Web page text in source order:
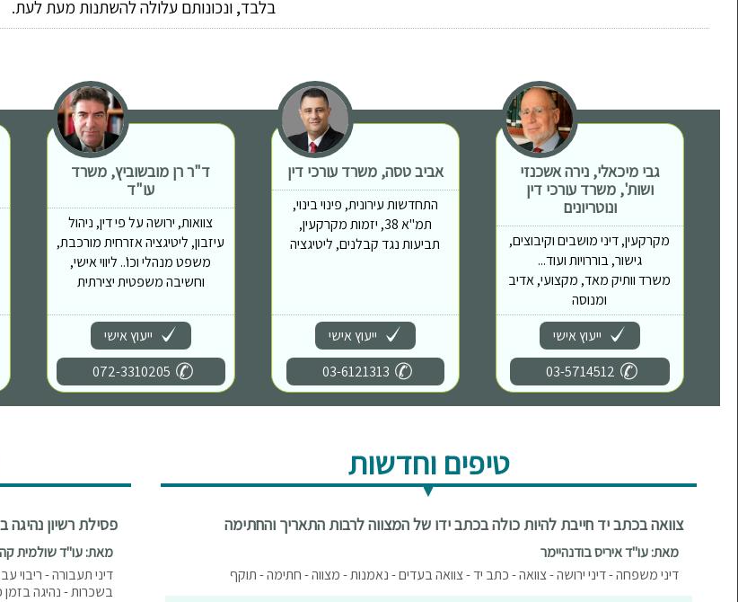
בלבד, ונכונותם עלולה להשתנות מעת לעת.
גבי מיכאלי, נירה אשכנזי
ושות', משרד עורכי דין
ונוטריונים
מקרקעין, דיני מושבים וקיבוצים,
גישור, בוררויות ועוד...
משרד וותיק מאד, מקצועי, אדיב
ומנוסה
ייעוץ אישי
03-5714512
אביב טסה, משרד עורכי דין
התחדשות עירונית, פינוי בינוי,
תמ"א 38, יזמות מקרקעין,
תביעות נגד קבלנים, ליטיגציה
ייעוץ אישי
03-6121313
ד"ר רן מובשוביץ, משרד
עו"ד
צוואות, ירושה על פי דין, ניהול
עיזבון, ליטיגציה אזרחית מורכבת,
משפט מנהלי וכו'.. ליווי אישי,
וחשיבה משפטית יצירתית
ייעוץ אישי
072-3310205
טיפים וחדשות
צוואה בכתב יד חייבת להיות כולה בכתב ידו של המצווה לרבות התאריך והחתימה
מאת: עו"ד איריס בודנהיימר
דיני משפחה - דיני ירושה - צוואה - כתב יד - צוואה בעדים - נאמנות - מצווה - חתימה - תוקף
פסילת רשיון
מאת: עו"ד שולמית
דיני תעבורה - ריבוי
בשכרות - נהיגה